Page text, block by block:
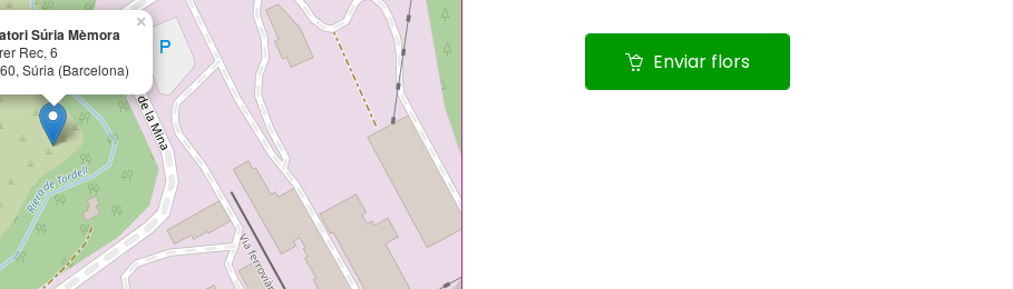
Súria Mèmora
Rec, 6
Súria (Barcelona)
×
Enviar flors